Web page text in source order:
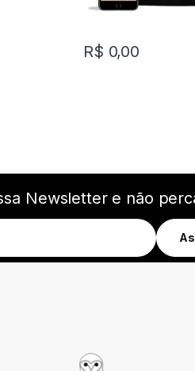
R$ 0,00
Newsletter e não